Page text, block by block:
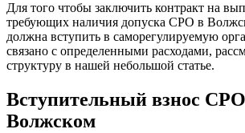
Для того чтобы заключить контракт на
требующих наличия допуска СРО в
должна вступить в саморегулируемую
связано с определенными расходами,
структуру в нашей небольшой статье.
Вступительный взнос
Волжском